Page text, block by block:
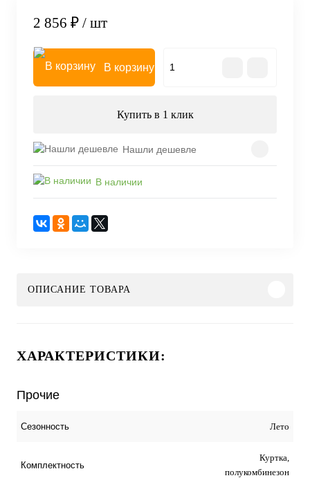
2 856 ₽ / шт
В корзину
Купить в 1 клик
Нашли дешевле
В наличии
ОПИСАНИЕ ТОВАРА
ХАРАКТЕРИСТИКИ:
Прочие
Сезонность Лето
Комплектность
Куртка,
полукомбинезон